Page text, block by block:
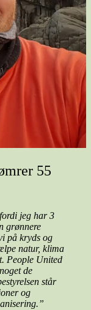
55
jeg har 3
grønnere
på kryds og
natur, klima
People United
de
står
og